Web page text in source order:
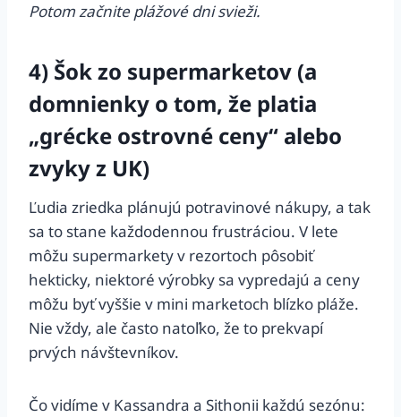
Potom začnite plážové dni svieži.
4) Šok zo supermarketov (a
domnienky o tom, že platia
„grécke ostrovné ceny“ alebo
zvyky z UK)
Ľudia zriedka plánujú potravinové nákupy, a tak
sa to stane každodennou frustráciou. V lete
môžu supermarkety v rezortoch pôsobiť
hekticky, niektoré výrobky sa vypredajú a ceny
môžu byť vyššie v mini marketoch blízko pláže.
Nie vždy, ale často natoľko, že to prekvapí
prvých návštevníkov.
Čo vidíme v Kassandra a Sithonii každú sezónu: